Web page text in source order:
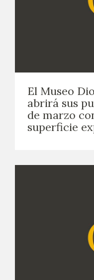
El Museo
abrirá sus
de marzo
superficie